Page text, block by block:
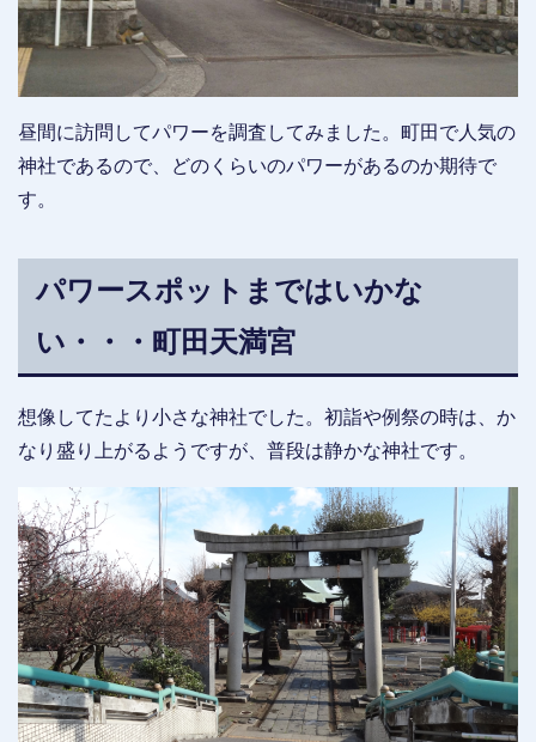
昼間に訪問してパワーを調査してみました。町田で人気の
神社であるので、どのくらいのパワーがあるのか期待で
す。
パワースポットまではいかな
い・・・町田天満宮
想像してたより小さな神社でした。初詣や例祭の時は、か
なり盛り上がるようですが、普段は静かな神社です。